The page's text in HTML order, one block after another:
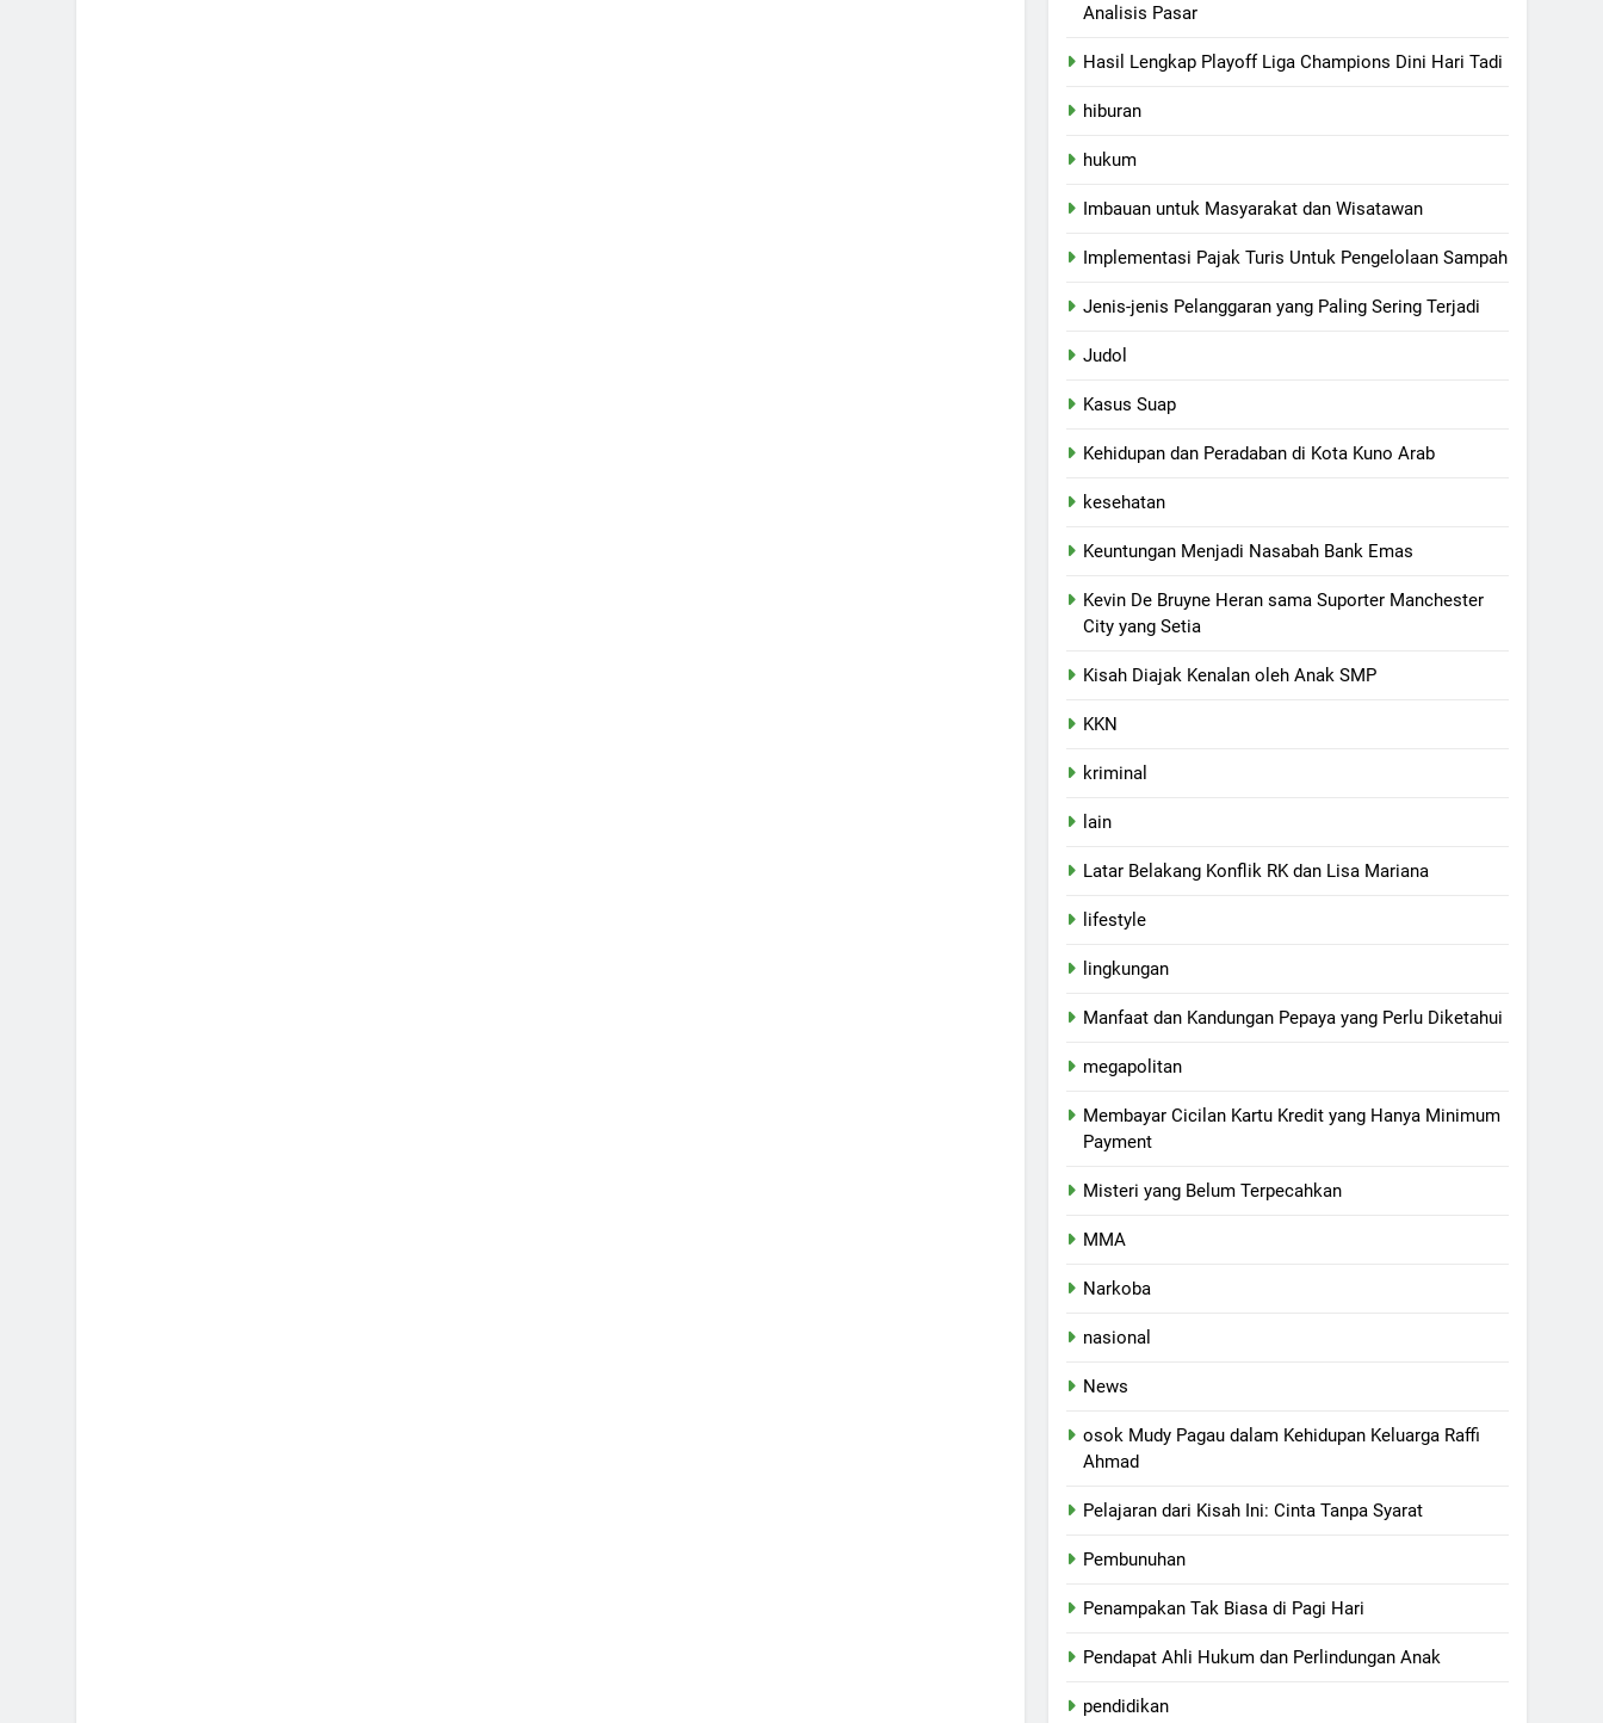
Analisis Pasar
Hasil Lengkap Playoff Liga Champions Dini Hari Tadi
hiburan
hukum
Imbauan untuk Masyarakat dan Wisatawan
Implementasi Pajak Turis Untuk Pengelolaan Sampah
Jenis-jenis Pelanggaran yang Paling Sering Terjadi
Judol
Kasus Suap
Kehidupan dan Peradaban di Kota Kuno Arab
kesehatan
Keuntungan Menjadi Nasabah Bank Emas
Kevin De Bruyne Heran sama Suporter Manchester
City yang Setia
Kisah Diajak Kenalan oleh Anak SMP
KKN
kriminal
lain
Latar Belakang Konflik RK dan Lisa Mariana
lifestyle
lingkungan
Manfaat dan Kandungan Pepaya yang Perlu Diketahui
megapolitan
Membayar Cicilan Kartu Kredit yang Hanya Minimum
Payment
Misteri yang Belum Terpecahkan
MMA
Narkoba
nasional
News
osok Mudy Pagau dalam Kehidupan Keluarga Raffi
Ahmad
Pelajaran dari Kisah Ini: Cinta Tanpa Syarat
Pembunuhan
Penampakan Tak Biasa di Pagi Hari
Pendapat Ahli Hukum dan Perlindungan Anak
pendidikan